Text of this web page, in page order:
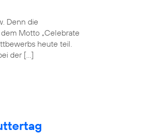
Denn die
Motto „Celebrate
heute teil.
der […]